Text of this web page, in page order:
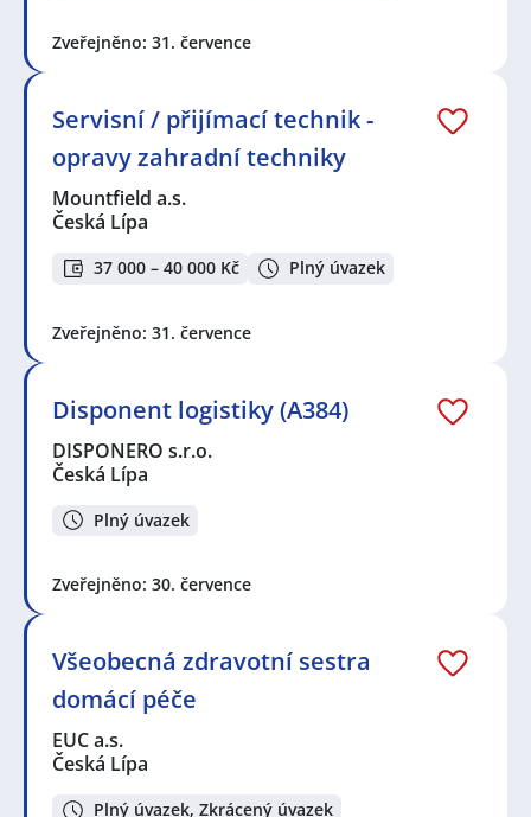
Zveřejněno: 31. července
Servisní / přijímací technik -
opravy zahradní techniky
Mountfield a.s.
Česká Lípa
37 000 – 40 000 Kč Plný úvazek
Zveřejněno: 31. července
Disponent logistiky (A384)
DISPONERO s.r.o.
Česká Lípa
Plný úvazek
Zveřejněno: 30. července
Všeobecná zdravotní sestra
domácí péče
EUC a.s.
Česká Lípa
Plný úvazek, Zkrácený úvazek